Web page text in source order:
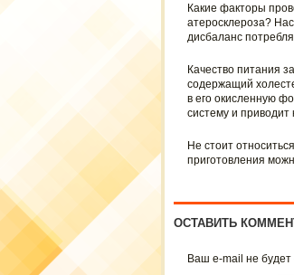
Какие факторы
атеросклероза?
дисбаланс
Качество питания
содержащий
в его окисленную
систему и приводит
Не стоит
приготовления
ОСТАВИТЬ
Ваш e-mail не